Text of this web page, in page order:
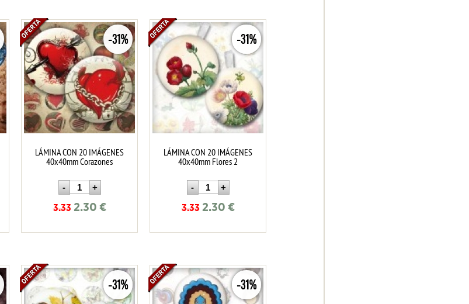
-31%
LÁMINA CON 20 IMÁGENES
40x40mm Corazones
3.33 2.30 €
-31%
LÁMINA CON 20 IMÁGENES
40x40mm Flores 2
3.33 2.30 €
-31% -31%